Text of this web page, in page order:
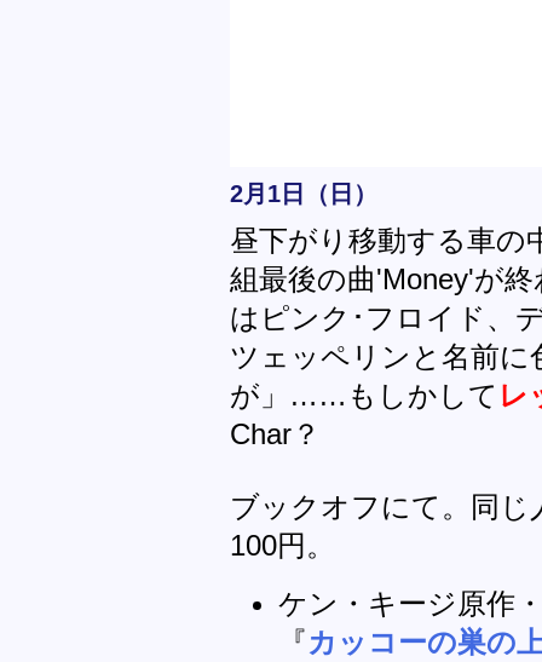
2月1日（日）
昼下がり移動する車の
組最後の曲'Money'が
はピンク･フロイド、
ツェッペリンと名前
が」……もしかして レ
Char？
ブックオフにて。同
100円。
ケン・キージ原作
『カッコーの巣の